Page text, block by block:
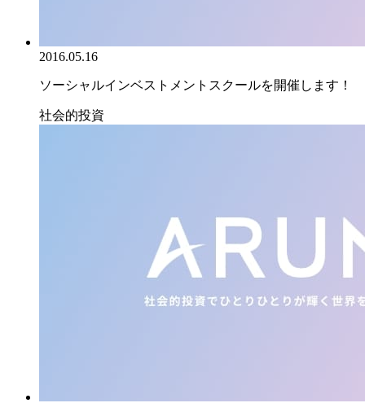
2016.05.16
ソーシャルインベストメントスクールを開催します！
社会的投資